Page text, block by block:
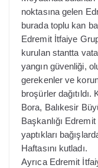
noktasına gelen
burada toplu kan
Edremit İtfaiye
kurulan stantta
yangın güvenliği,
gerekenler ve
broşürler
Bora, Balıkesir
Başkanlığı
yaptıkları
Haftasını kutladı.
Ayrıca Edremit